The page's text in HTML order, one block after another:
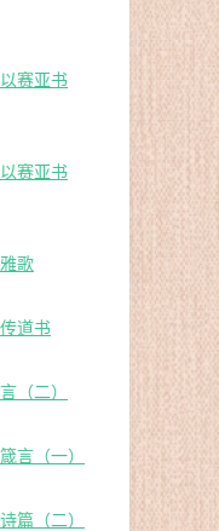
赛亚书
赛亚书
歌
道书
（二）
言（一）
篇（二）